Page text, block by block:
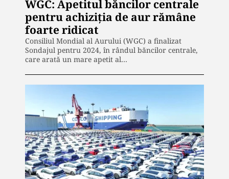
WGC: Apetitul băncilor centrale
pentru achiziția de aur rămâne
foarte ridicat
Consiliul Mondial al Aurului (WGC) a finalizat
Sondajul pentru 2024, în rândul băncilor centrale,
care arată un mare apetit al…